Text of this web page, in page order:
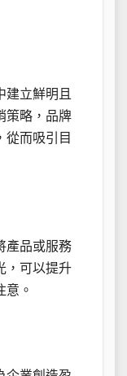
建立鮮明且
策略，品牌
從而吸引目
產品或服務
，可以提升
意。